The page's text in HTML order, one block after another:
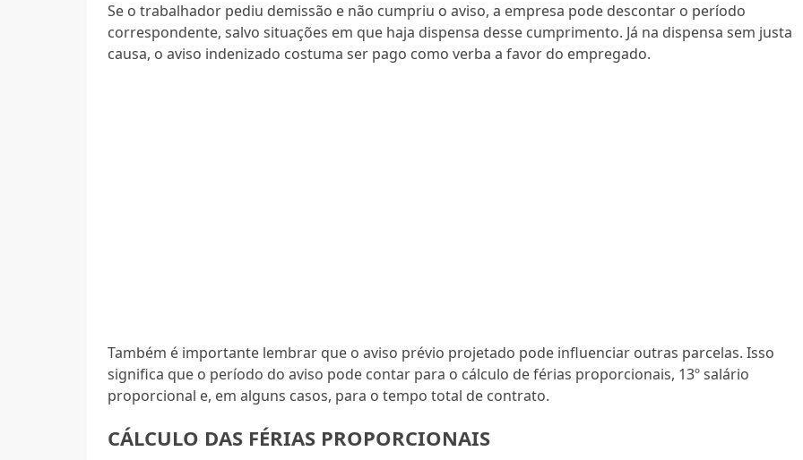
Se o trabalhador pediu demissão e não cumpriu o aviso, a empresa pode descontar o período
correspondente, salvo situações em que haja dispensa desse cumprimento. Já na dispensa sem justa
causa, o aviso indenizado costuma ser pago como verba a favor do empregado.
Também é importante lembrar que o aviso prévio projetado pode influenciar outras parcelas. Isso
significa que o período do aviso pode contar para o cálculo de férias proporcionais, 13º salário
proporcional e, em alguns casos, para o tempo total de contrato.
CÁLCULO DAS FÉRIAS PROPORCIONAIS